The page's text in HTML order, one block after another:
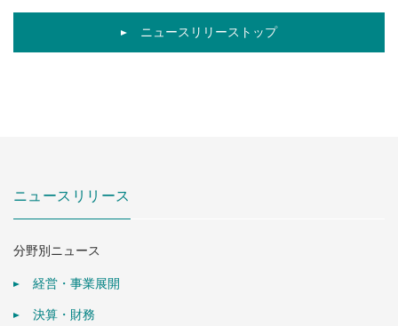
ニュースリリーストップ
ニュースリリース
分野別ニュース
経営・事業展開
決算・財務